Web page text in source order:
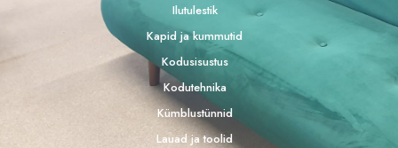
Ilutulestik
Kapid ja kummutid
Kodusisustus
Kodutehnika
Kümblustünnid
Lauad ja toolid